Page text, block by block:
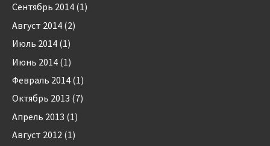
Сентябрь 2014 (1)
Август 2014 (2)
Июль 2014 (1)
Июнь 2014 (1)
Февраль 2014 (1)
Октябрь 2013 (7)
Апрель 2013 (1)
Август 2012 (1)